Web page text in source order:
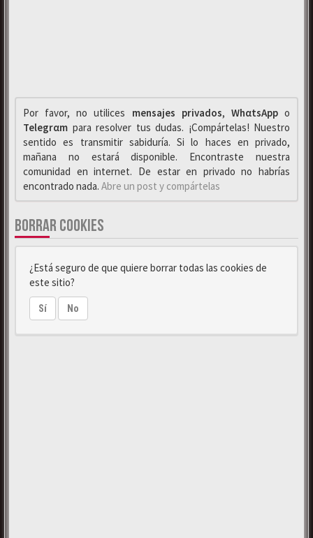
Por favor, no utilices mensajes privados, WhαtsAppo
Telegrαm para resolver tus dudas. ¡Compártelas! Nuestro
sentido es transmitir sabiduría. Si lo haces en privado,
mañana no estará disponible. Encontraste nuestra
comunidad en internet. De estar en privado no habrías
encontrado nada. Abre un post y compártelas
BORRAR COOKIES
¿Está seguro de que quiere borrar todas las cookies de
este sitio?
Sí No